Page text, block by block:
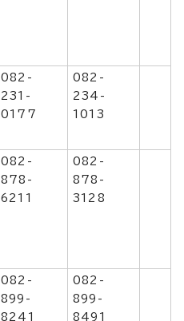
082-
231-
0177
082-
234-
1013
082-
878-
6211
082-
878-
3128
082-
899-
8241
082-
899-
8491